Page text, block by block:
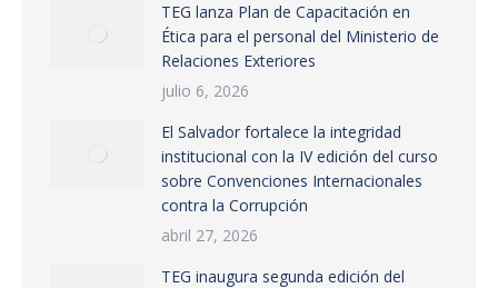
TEG lanza Plan de Capacitación en
Ética para el personal del Ministerio de
Relaciones Exteriores
julio 6, 2026
El Salvador fortalece la integridad
institucional con la IV edición del curso
sobre Convenciones Internacionales
contra la Corrupción
abril 27, 2026
TEG inaugura segunda edición del